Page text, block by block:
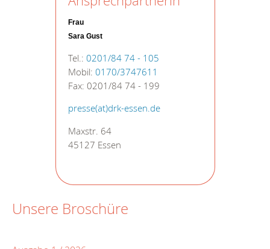
Frau
Sara Gust
Tel.: 0201/84 74 - 105
Mobil: 0170/3747611
Fax: 0201/84 74 - 199
presse(at)drk-essen.de
Maxstr. 64
45127 Essen
Unsere Broschüre